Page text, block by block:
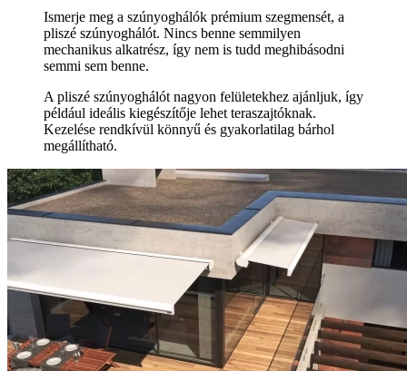
Ismerje meg a szúnyoghálók prémium szegmensét, a
pliszé szúnyoghálót. Nincs benne semmilyen
mechanikus alkatrész, így nem is tudd meghibásodni
semmi sem benne.
A pliszé szúnyoghálót nagyon felületekhez ajánljuk, így
például ideális kiegészítője lehet teraszajtóknak.
Kezelése rendkívül könnyű és gyakorlatilag bárhol
megállítható.